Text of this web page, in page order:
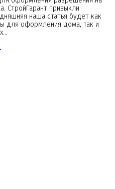
СтройГарант привыкли
наша статья будет как
для оформления дома, так и